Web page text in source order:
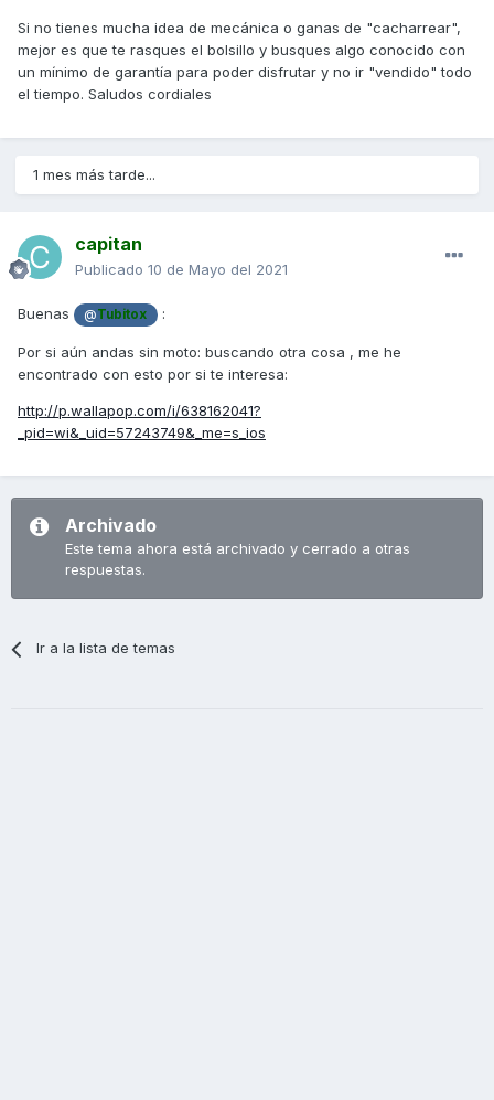
Si no tienes mucha idea de mecánica o ganas de "cacharrear",
mejor es que te rasques el bolsillo y busques algo conocido con
un mínimo de garantía para poder disfrutar y no ir "vendido" todo
el tiempo. Saludos cordiales
1 mes más tarde...
capitan
Publicado 10 de Mayo del 2021
Buenas @Tubitox :
Por si aún andas sin moto: buscando otra cosa , me he
encontrado con esto por si te interesa:
http://p.wallapop.com/i/638162041?
_pid=wi&_uid=57243749&_me=s_ios
Archivado
Este tema ahora está archivado y cerrado a otras
respuestas.
Ir a la lista de temas